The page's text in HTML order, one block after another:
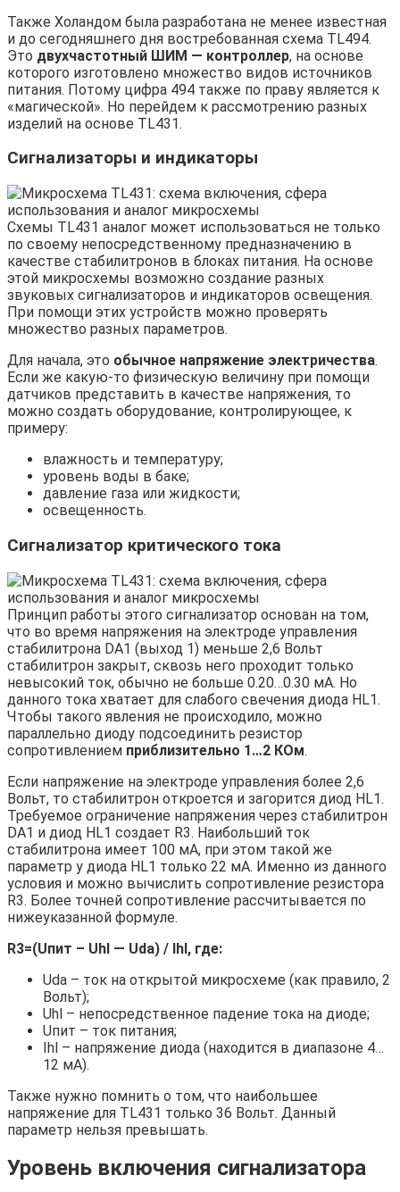
Также Холандом была разработана не менее известная
и до сегодняшнего дня востребованная схема TL494.
Это двухчастотный ШИМ — контроллер, на основе
которого изготовлено множество видов источников
питания. Потому цифра 494 также по праву является к
«магической». Но перейдем к рассмотрению разных
изделий на основе TL431.
Сигнализаторы и индикаторы
Схемы TL431 аналог может использоваться не только
по своему непосредственному предназначению в
качестве стабилитронов в блоках питания. На основе
этой микросхемы возможно создание разных
звуковых сигнализаторов и индикаторов освещения.
При помощи этих устройств можно проверять
множество разных параметров.
Для начала, это обычное напряжение электричества.
Если же какую-то физическую величину при помощи
датчиков представить в качестве напряжения, то
можно создать оборудование, контролирующее, к
примеру:
влажность и температуру;
уровень воды в баке;
давление газа или жидкости;
освещенность.
Сигнализатор критического тока
Принцип работы этого сигнализатор основан на том,
что во время напряжения на электроде управления
стабилитрона DA1 (выход 1) меньше 2,6 Вольт
стабилитрон закрыт, сквозь него проходит только
невысокий ток, обычно не больше 0.20…0.30 мА. Но
данного тока хватает для слабого свечения диода HL1.
Чтобы такого явления не происходило, можно
параллельно диоду подсоединить резистор
сопротивлением приблизительно 1…2 КОм.
Если напряжение на электроде управления более 2,6
Вольт, то стабилитрон откроется и загорится диод HL1.
Требуемое ограничение напряжения через стабилитрон
DA1 и диод HL1 создает R3. Наибольший ток
стабилитрона имеет 100 мА, при этом такой же
параметр у диода HL1 только 22 мА. Именно из данного
условия и можно вычислить сопротивление резистора
R3. Более точней сопротивление рассчитывается по
нижеуказанной формуле.
R3=(Uпит – Uhl — Uda) / Ihl, где:
Uda – ток на открытой микросхеме (как правило, 2
Вольт);
Uhl – непосредственное падение тока на диоде;
Uпит – ток питания;
Ihl – напряжение диода (находится в диапазоне 4…
12 мА).
Также нужно помнить о том, что наибольшее
напряжение для TL431 только 36 Вольт. Данный
параметр нельзя превышать.
Уровень включения сигнализатора